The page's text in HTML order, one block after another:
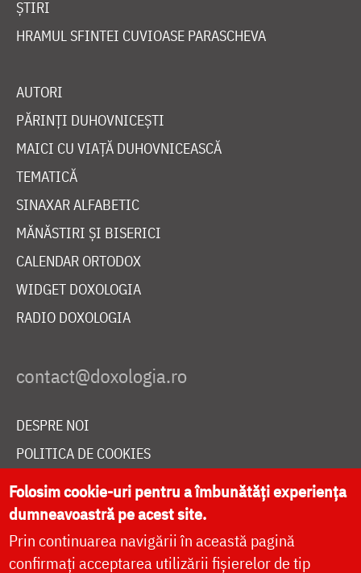
ȘTIRI
HRAMUL SFINTEI CUVIOASE PARASCHEVA
AUTORI
PĂRINȚI DUHOVNICEȘTI
MAICI CU VIAȚĂ DUHOVNICEASCĂ
TEMATICĂ
SINAXAR ALFABETIC
MĂNĂSTIRI ȘI BISERICI
CALENDAR ORTODOX
WIDGET DOXOLOGIA
RADIO DOXOLOGIA
DESPRE NOI
POLITICA DE COOKIES
DONEAZĂ ONLINE PENTRU CATEDRALA NAȚIONALĂ
LIVE
Folosim cookie-uri pentru a îmbunătăți experiența
dumneavoastră pe acest site.
Prin continuarea navigării în această pagină
confirmați acceptarea utilizării fișierelor de tip